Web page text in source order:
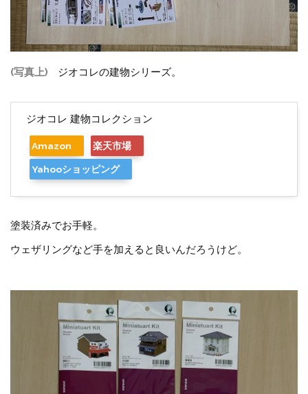
(写真上) ジオコレの建物シリーズ。
ジオコレ 建物コレクション
Amazon 楽天市場
Yahooショッピング
塗装済みでお手軽。
ウェザリングなど手を加えると良いんだろうけど。